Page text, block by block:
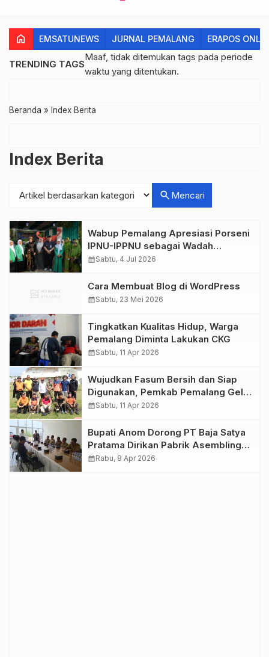
home EMSATUNEWS JURNAL PEMALANG ERAPOS
TRENDING TAGS
Maaf, tidak ditemukan tags pada periode
waktu yang ditentukan.
Beranda » Index Berita
Index Berita
search Mencari
Wabup Pemalang Apresiasi Porseni
IPNU-IPPNU sebagai Wadah
Pembinaan Generasi Muda
calendar_monthSabtu, 4 Jul 2026
Cara Membuat Blog di WordPress
calendar_monthSabtu, 23 Mei 2026
Tingkatkan Kualitas Hidup, Warga
Pemalang Diminta Lakukan CKG
calendar_monthSabtu, 11 Apr 2026
Wujudkan Fasum Bersih dan Siap
Digunakan, Pemkab Pemalang Gelar
Korve Stadion Jatidiri Comal
calendar_monthSabtu, 11 Apr 2026
Bupati Anom Dorong PT Baja Satya
Pratama Dirikan Pabrik Asembling
Otomotif di Pemalang
calendar_monthRabu, 8 Apr 2026